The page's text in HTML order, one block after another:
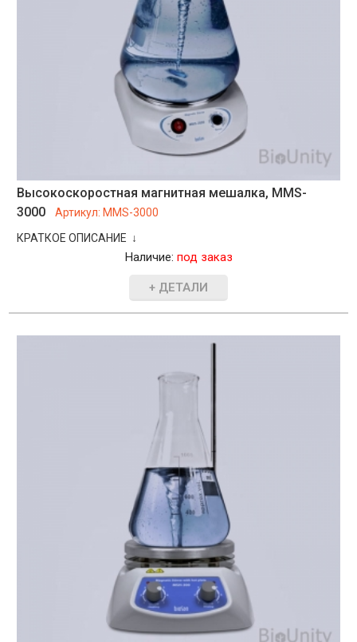
Высокоскоростная магнитная мешалка, MMS-
3000
Артикул: MMS-3000
КРАТКОЕ ОПИСАНИЕ ↓
Наличие: под заказ
+ ДЕТАЛИ